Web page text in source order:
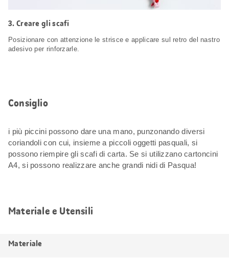
Creare gli scafi
Posizionare con attenzione le strisce e applicare sul retro del nastro
adesivo per rinforzarle.
Consiglio
i più piccini possono dare una mano, punzonando diversi
coriandoli con cui, insieme a piccoli oggetti pasquali, si
possono riempire gli scafi di carta. Se si utilizzano cartoncini
A4, si possono realizzare anche grandi nidi di Pasqua!
Materiale e Utensili
Materiale